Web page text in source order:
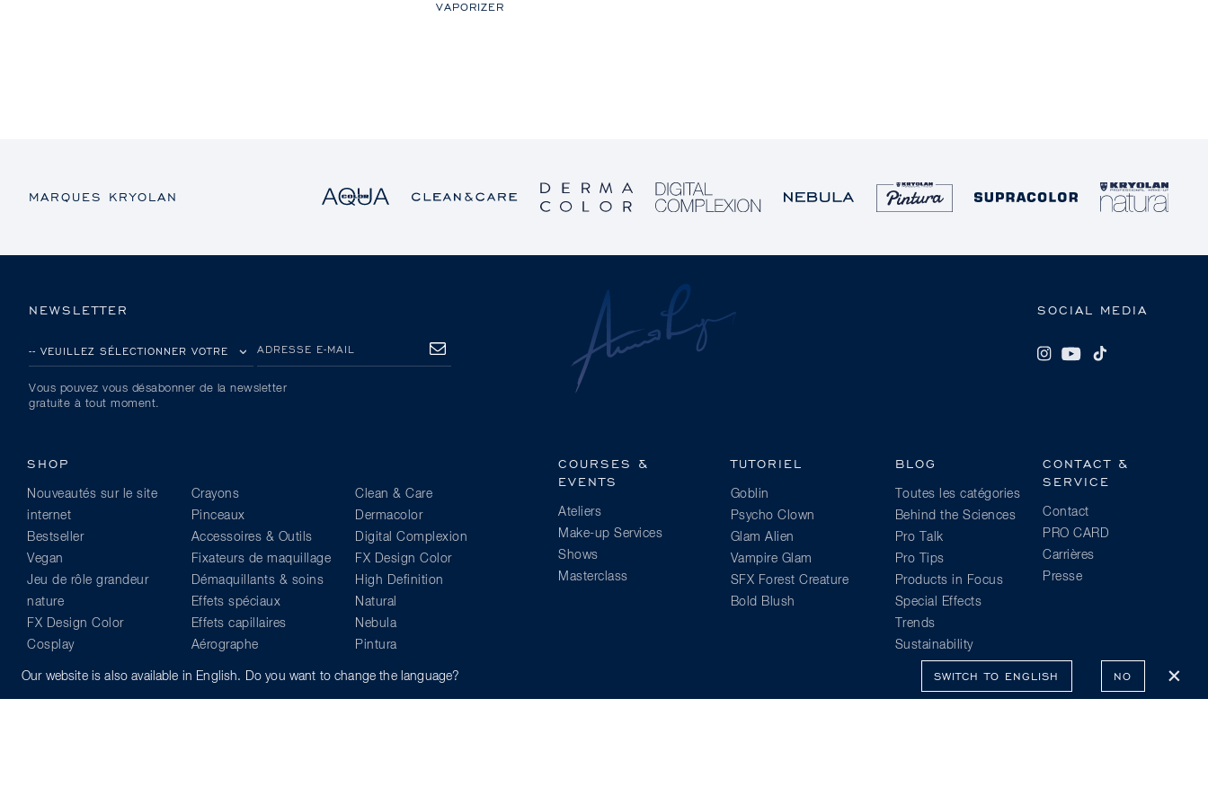
VAPORIZER
MARQUES KRYOLAN
SOCIAL MEDIA
NEWSLETTER
VEUILLEZ SÉLECTIONNER VOTRE PAYS
ADRESSE E-MAIL
S’ABONNER
Vous pouvez vous désabonner de la newsletter
gratuite à tout moment.
SHOP
Nouveautés sur le site
internet
Bestseller
Vegan
Jeu de rôle grandeur
nature
FX Design Color
Cosplay
Crayons
Pinceaux
Accessoires & Outils
Fixateurs de maquillage
Démaquillants & soins
Effets spéciaux
Effets capillaires
Aérographe
Clean & Care
Dermacolor
Digital Complexion
FX Design Color
High Definition
Natural
Nebula
Pintura
COURSES &
EVENTS
Ateliers
Make-up Services
Shows
Masterclass
TUTORIEL
Goblin
Psycho Clown
Glam Alien
Vampire Glam
SFX Forest Creature
Bold Blush
BLOG
Toutes les catégories
Behind the Sciences
Pro Talk
Pro Tips
Products in Focus
Special Effects
Trends
Sustainability
CONTACT &
SERVICE
Contact
PRO CARD
Carrières
Presse
Our website is also available in English. Do you want to change the language? SWITCH TO ENGLISH NO